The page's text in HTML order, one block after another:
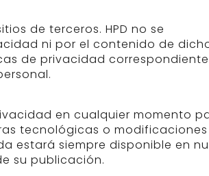
de terceros. HPD no se
ni por el contenido de
de privacidad
en cualquier momento
tecnológicas o modificaciones
estará siempre disponible en
su publicación.